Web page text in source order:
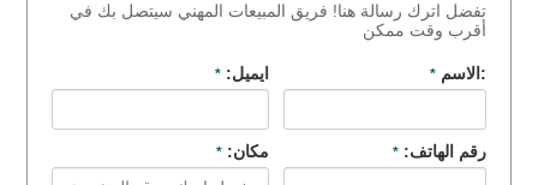
تفضل اترك رسالة هنا! فريق المبيعات المهني سيتصل بك في
أقرب وقت ممكن
:الاسم* ايميل: *
رقم الهاتف:* مكان: *